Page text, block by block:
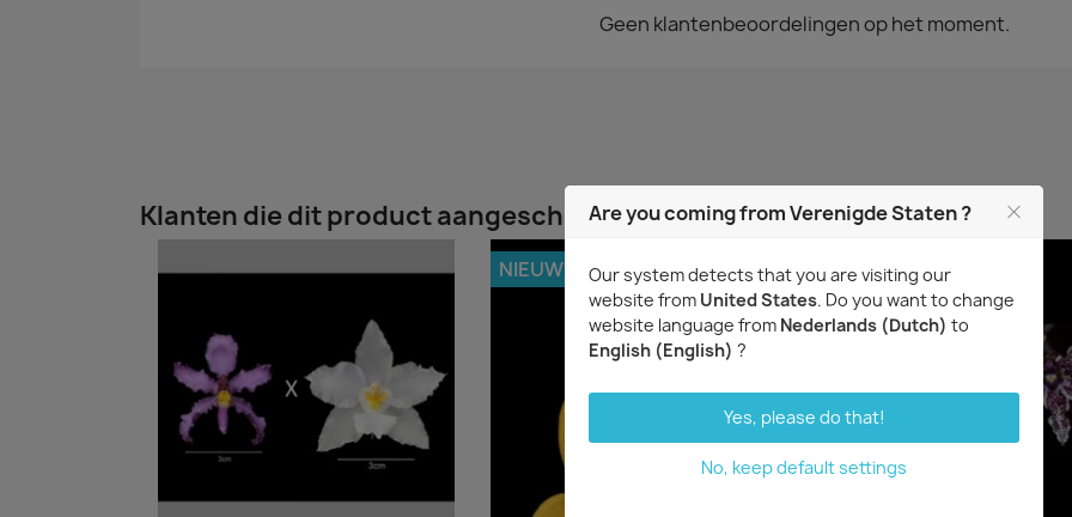
Geen klantenbeoordelingen op het moment.
Klanten die dit product aangeschaft hebben kochten ook...
NIEUW
Are you coming from Verenigde Staten ?
Our system detects that you are visiting our
website from United States. Do you want to change
website language from Nederlands (Dutch) to
English (English) ?
Yes, please do that!
No, keep default settings